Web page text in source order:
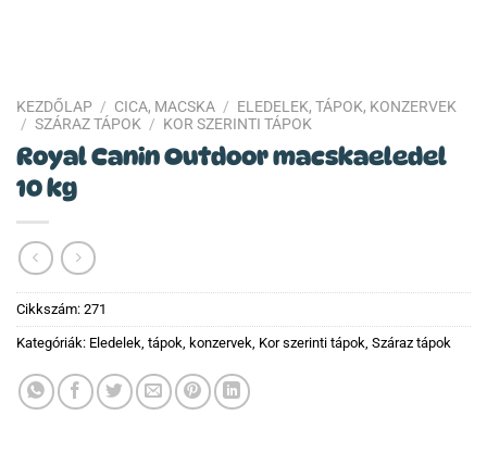
KEZDŐLAP / CICA, MACSKA / ELEDELEK, TÁPOK, KONZERVEK
/ SZÁRAZ TÁPOK / KOR SZERINTI TÁPOK
Royal Canin Outdoor macskaeledel
10 kg
Cikkszám: 271
Kategóriák: Eledelek, tápok, konzervek, Kor szerinti tápok, Száraz tápok